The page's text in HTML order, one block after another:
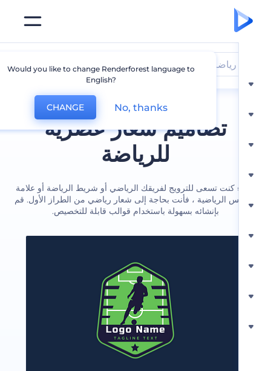
تصاميم شعار عصرية
للرياضة
كنت تسعى للترويج لفريقك الرياضي أو شريط الرياضة أو علامة
الرياضية ، فأنت بحاجة إلى شعار رياضي من الطراز الأول. قم
بإنشائه بسهولة باستخدام قوالب قابلة للتخصيص.
Would you like to change Renderforest language to
CHANGE No, thanks